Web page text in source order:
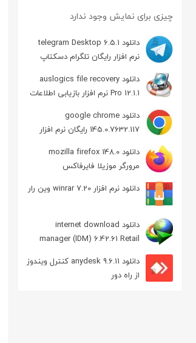
چیزی برای نمایش وجود ندارد
دانلود telegram Desktop 6.5.1
نرم افزار رایگان تلگرام دسکتاپ
دانلود auslogics file recovery
Pro 12.1.1 نرم افزار بازیابی اطلاعات
دانلود google chrome
145.0.7632.117 رایگان نرم افزار
مرورگر گوگل کروم
دانلود mozilla firefox 148.0
مرورگر موزیلا فایرفاکس
دانلود نرم افزار winrar 7.20 وین رار
دانلود internet download
manager (IDM) 6.42.61 Retail
مدیریت دانلود
دانلود anydesk 9.6.11 کنترل ویندوز
از راه دور